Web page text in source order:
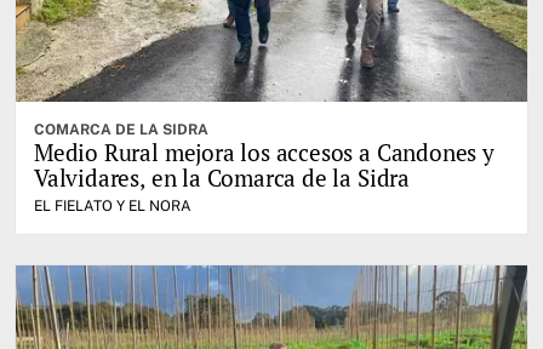
COMARCA DE LA SIDRA
Medio Rural mejora los accesos a Candones y
Valvidares, en la Comarca de la Sidra
EL FIELATO Y EL NORA